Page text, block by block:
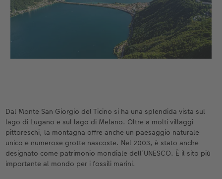
Dal Monte San Giorgio del Ticino si ha una splendida vista sul
lago di Lugano e sul lago di Melano. Oltre a molti villaggi
pittoreschi, la montagna offre anche un paesaggio naturale
unico e numerose grotte nascoste. Nel 2003, è stato anche
designato come patrimonio mondiale dell’UNESCO. È il sito più
importante al mondo per i fossili marini.